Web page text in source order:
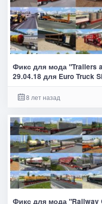
Фикс для мода "Trailers
29.04.18 для Euro Truck
8 лет назад
Фикс для мода "Railway